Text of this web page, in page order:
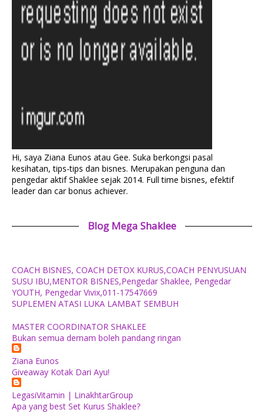
Hi, saya Ziana Eunos atau Gee. Suka berkongsi pasal
kesihatan, tips-tips dan bisnes. Merupakan penguna dan
pengedar aktif Shaklee sejak 2014. Full time bisnes, efektif
leader dan car bonus achiever.
Blog Mega Shaklee
COACH BISNES, COACH DETOX KURUS,COACH PENYUSUAN
SUSU IBU,MENTOR BISNES,Pengedar Shaklee, Pengedar
YOUTH, Pengedar Vivix,011-17547669
SUPLEMEN ATASI LUKA LAMBAT SEMBUH
MASTER COORDINATOR SHAKLEE
Bukan semua demam boleh pandang ringan
Ziana Eunos
Giveaway Kotak Dari Ayu!
LegasiVitamin | LinakhtarGroup
Apa yang best Set Kurus Shaklee?